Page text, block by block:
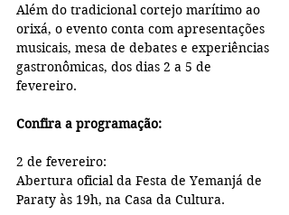
Além do tradicional cortejo marítimo ao
orixá, o evento conta com apresentações
musicais, mesa de debates e experiências
gastronômicas, dos dias 2 a 5 de
fevereiro.
Confira a programação:
2 de fevereiro:
Abertura oficial da Festa de Yemanjá de
Paraty às 19h, na Casa da Cultura.